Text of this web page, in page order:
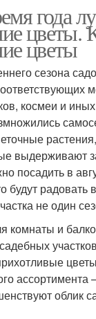
года
цветы.
цветы
сезона
космеи и
выдерживают
посадить в
будут радовать
не один
комнаты и
ассортимента
облик